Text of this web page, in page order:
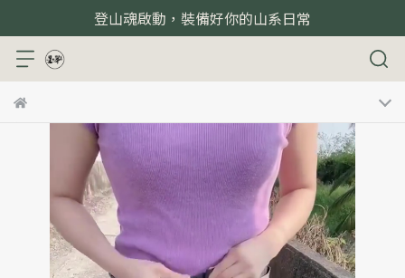
登山魂啟動，裝備好你的山系日常